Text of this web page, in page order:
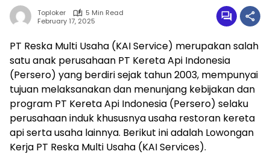
Toploker
5 Min Read
February 17, 2025
PT Reska Multi Usaha (KAI Service) merupakan salah
satu anak perusahaan PT Kereta Api Indonesia
(Persero) yang berdiri sejak tahun 2003, mempunyai
tujuan melaksanakan dan menunjang kebijakan dan
program PT Kereta Api Indonesia (Persero) selaku
perusahaan induk khususnya usaha restoran kereta
api serta usaha lainnya. Berikut ini adalah Lowongan
Kerja PT Reska Multi Usaha (KAI Services).